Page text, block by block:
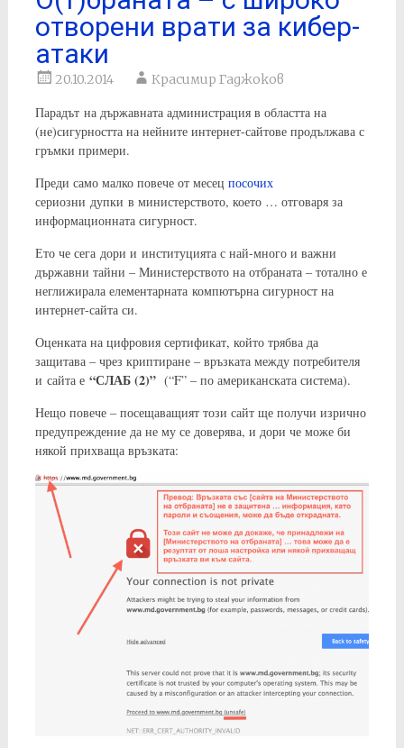
отворени врати за кибер-
атаки
20.10.2014 Красимир Гаджоков
Парадът на държавната администрация в областта на
(не)сигурността на нейните интернет-сайтове продължава с
гръмки примери.
Преди само малко повече от месец посочих
сериозни дупки в министерството, което … отговаря за
информационната сигурност.
Ето че сега дори и институцията с най-много и важни
държавни тайни – Министерството на отбраната – тотално е
неглижирала елементарната компютърна сигурност на
интернет-сайта си.
Оценката на цифровия сертификат, който трябва да
защитава – чрез криптиране – връзката между потребителя
и сайта е “СЛАБ (2)”(“F” – по американската система).
Нещо повече – посещаващият този сайт ще получи изрично
предупреждение да не му се доверява, и дори че може би
някой прихваща връзката: